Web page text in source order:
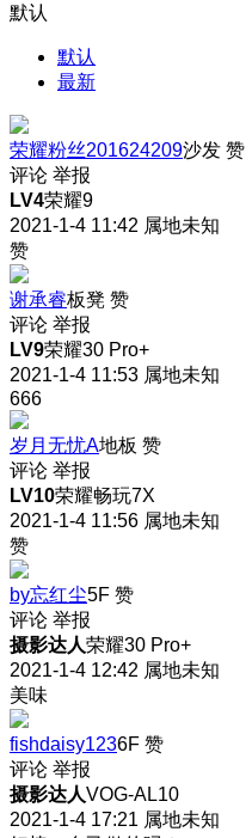
默认
默认
最新
荣耀粉丝201624209沙发 赞
评论 举报
LV4荣耀9
2021-1-4 11:42 属地未知
赞
谢承睿板凳 赞
评论 举报
LV9荣耀30 Pro+
2021-1-4 11:53 属地未知
666
岁月无忧A地板 赞
评论 举报
LV10荣耀畅玩7X
2021-1-4 11:56 属地未知
赞
by忘红尘5F 赞
评论 举报
摄影达人荣耀30 Pro+
2021-1-4 12:42 属地未知
美味
fishdaisy1236F 赞
评论 举报
摄影达人VOG-AL10
2021-1-4 17:21 属地未知